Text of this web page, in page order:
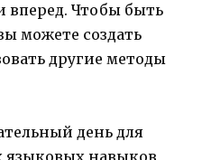
Чтобы быть
можете создать
другие методы
день для